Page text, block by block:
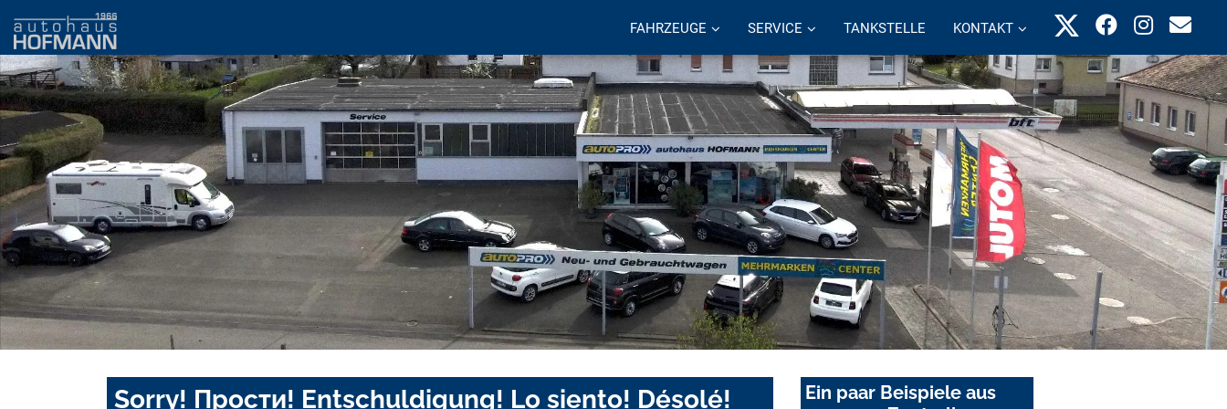
FAHRZEUGE SERVICE TANKSTELLE KONTAKT
Sorry! Прости! Entschuldigung! Lo siento! Désolé!
Ein paar Beispiele aus